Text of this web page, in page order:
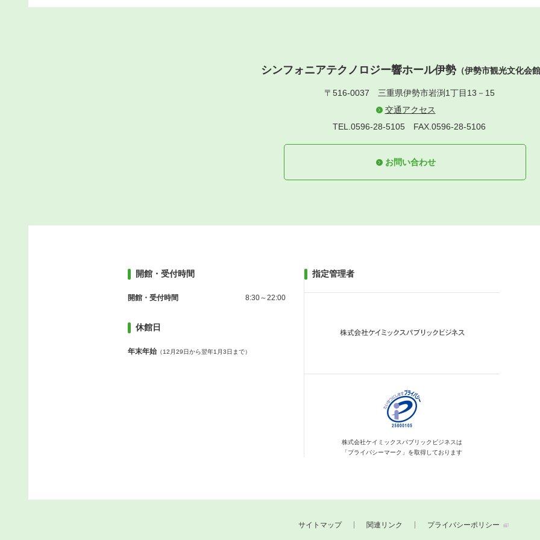
シンフォニアテクノロジー響ホール伊勢 （伊勢市観光文化会
〒516-0037 三重県伊勢市岩渕1丁目13－15
交通アクセス
TEL.0596-28-5105 FAX.0596-28-5106
お問い合わせ
開館・受付時間
開館・受付時間 8:30～22:00
休館日
年末年始 （12月29日から翌年1月3日まで）
指定管理者
株式会社ケイミックス パブリックビジネスは
「プライバシーマーク」を取得しております
サイトマップ 関連リンク プライバシーポリシー